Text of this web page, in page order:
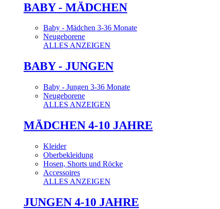
BABY - MÄDCHEN
Baby - Mädchen 3-36 Monate
Neugeborene
ALLES ANZEIGEN
BABY - JUNGEN
Baby - Jungen 3-36 Monate
Neugeborene
ALLES ANZEIGEN
MÄDCHEN 4-10 JAHRE
Kleider
Oberbekleidung
Hosen, Shorts und Röcke
Accessoires
ALLES ANZEIGEN
JUNGEN 4-10 JAHRE